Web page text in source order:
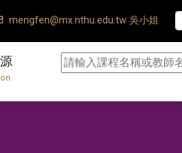
mengfen@mx.nthu.edu.tw 吳小姐